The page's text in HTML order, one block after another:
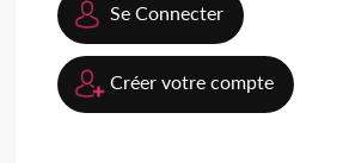
Se Connecter
Créer votre compte